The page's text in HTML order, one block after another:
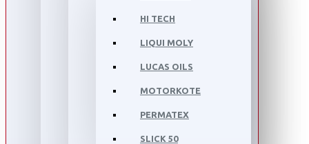
HI TECH
LIQUI MOLY
LUCAS OILS
MOTORKOTE
PERMATEX
SLICK 50